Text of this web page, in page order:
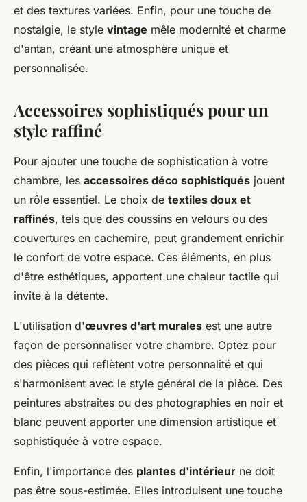
et des textures variées. Enfin, pour une touche de
nostalgie, le style vintage mêle modernité et charme
d'antan, créant une atmosphère unique et
personnalisée.
Accessoires sophistiqués pour un
style raffiné
Pour ajouter une touche de sophistication à votre
chambre, les accessoires déco sophistiqués jouent
un rôle essentiel. Le choix de textiles doux et
raffinés, tels que des coussins en velours ou des
couvertures en cachemire, peut grandement enrichir
le confort de votre espace. Ces éléments, en plus
d'être esthétiques, apportent une chaleur tactile qui
invite à la détente.
L'utilisation d'œuvres d'art murales est une autre
façon de personnaliser votre chambre. Optez pour
des pièces qui reflètent votre personnalité et qui
s'harmonisent avec le style général de la pièce. Des
peintures abstraites ou des photographies en noir et
blanc peuvent apporter une dimension artistique et
sophistiquée à votre espace.
Enfin, l'importance des plantes d'intérieur ne doit
pas être sous-estimée. Elles introduisent une touche